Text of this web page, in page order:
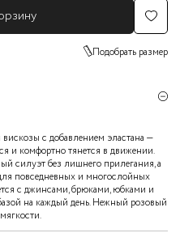
Подобрать размер
с добавлением эластана —
и комфортно тянется в движении.
силуэт без лишнего прилегания, а
повседневных и многослойных
с джинсами, брюками, юбками и
на каждый день. Нежный розовый